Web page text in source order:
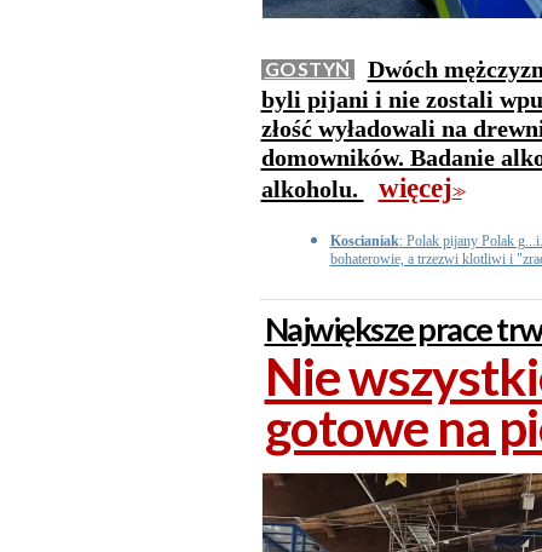
GOSTYŃ
Dwóch
byli pijani i nie zostali
złość wyładowali na
domowników. Badanie
alkoholu.
więcej>>
Koscianiak: Polak pijany Polak
bohaterowie, a trzezwi klotliwi i
Największe prace
Nie
gotowe na